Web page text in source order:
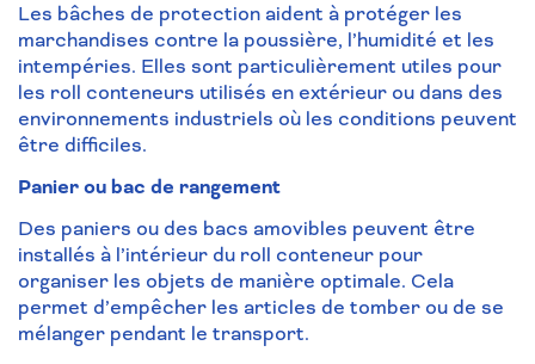
Les bâches de protection aident à protéger les
marchandises contre la poussière, l’humidité et les
intempéries. Elles sont particulièrement utiles pour
les roll conteneurs utilisés en extérieur ou dans des
environnements industriels où les conditions peuvent
être difficiles.
Panier ou bac de rangement
Des paniers ou des bacs amovibles peuvent être
installés à l’intérieur du roll conteneur pour
organiser les objets de manière optimale. Cela
permet d’empêcher les articles de tomber ou de se
mélanger pendant le transport.